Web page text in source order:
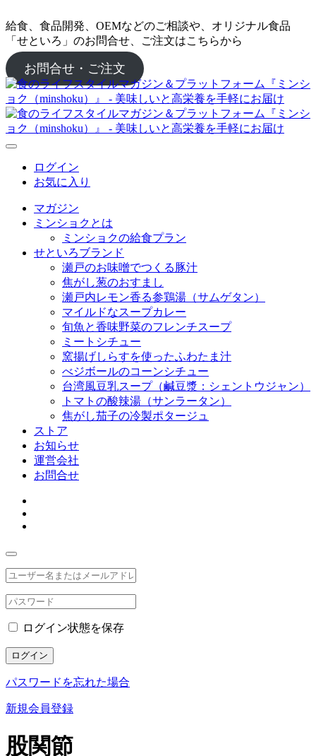
給食、食品開発、OEMなどのご相談や、オリジナル食品
「せといろ」のお問合せ、ご注文はこちらから
お問合せ・ご注文
ログイン
お気に入り
マガジン
ミンショクとは
ミンショクの給食プラン
せといろブランド
瀬戸のお味噌でつくる豚汁
焦がし葱のおすまし
瀬戸内レモン香る参鶏湯（サムゲタン）
マイルドなスープカレー
旬魚と香味野菜のフレンチスープ
ミートシチュー
窯揚げしらすを使ったふわたま汁
べジボールのコーンシチュー
台湾風豆乳スープ（鹹豆漿：シェントウジャン）
トマトの酸辣湯（サンラータン）
焦がし茄子の冷製ポタージュ
ストア
お知らせ
運営会社
お問合せ
ログイン状態を保存
ログイン
パスワードを忘れた場合
新規会員登録
股関節